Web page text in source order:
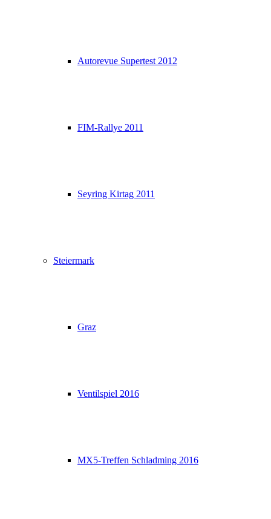
Autorevue Supertest 2012
FIM-Rallye 2011
Seyring Kirtag 2011
Steiermark
Graz
Ventilspiel 2016
MX5-Treffen Schladming 2016